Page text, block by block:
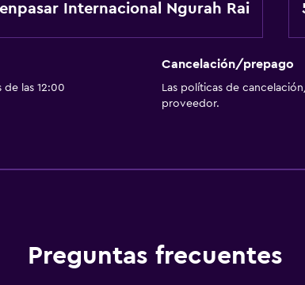
Internacional Ngurah Rai
las 12:00
Cancelación/prepago
Las políticas de
proveedor.
Preguntas frecuentes